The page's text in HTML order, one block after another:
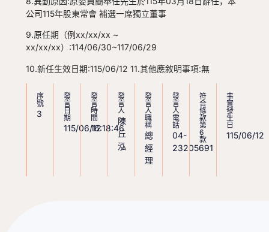
序
號
3
發
言
日
期
115/06/12
發
言
時
間
16:18:46
發
言
人
陳
丘
泓
發
言
人
職
稱
總
經
理
發
言
人
電
話
04-
23205691
符
合
條
款
第
6
款
事
實
發
生
日
115/06/12
公司115年股東常會 補選一席獨立董事
9.原任期（例xx/xx/xx ~
xx/xx/xx）:114/06/30~117/06/29
10.新任生效日期:115/06/12 11.其他應敘明事項:無